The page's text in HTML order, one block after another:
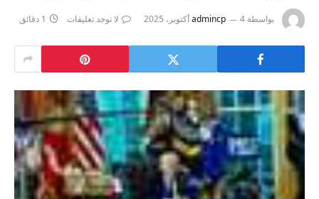
بواسطة admincp 4 أكتوبر، 2025 لا توجد تعليقات 1 دقائق